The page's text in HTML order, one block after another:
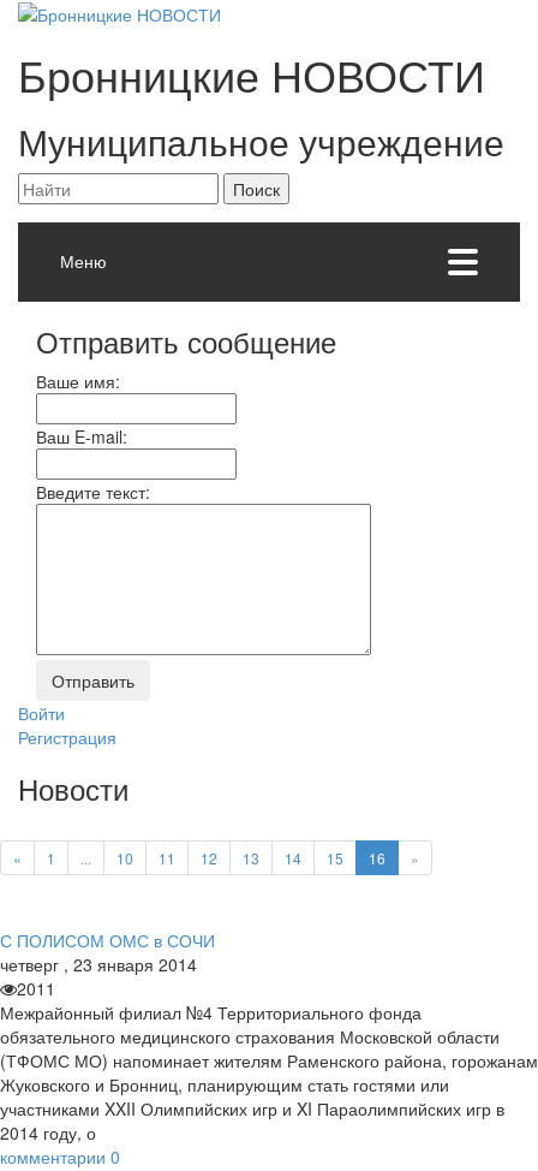
Бронницкие НОВОСТИ
Муниципальное учреждение
Меню
Отправить сообщение
Ваше имя:
Ваш E-mail:
Введите текст:
Войти
Регистрация
Новости
« 1 10 11 12 13 14 15 16 »
С ПОЛИСОМ ОМС в СОЧИ
четверг , 23 января 2014
2011
Межрайонный филиал №4 Территориального фонда
обязательного медицинского страхования Московской области
(ТФОМС МО) напоминает жителям Раменского района, горожанам
Жуковского и Бронниц, планирующим стать гостями или
участниками XXII Олимпийских игр и XI Параолимпийских игр в
2014 году, о
комментарии 0